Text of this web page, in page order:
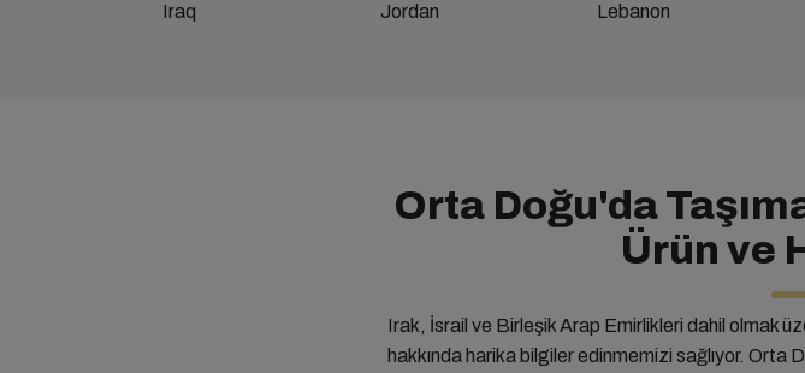
Iraq Jordan Lebanon
Orta Doğu'da
Ürün ve
Irak, İsrail ve Birleşik Arap Emirlikleri dahil olmak
hakkında harika bilgiler edinmemizi sağlıyor. Orta